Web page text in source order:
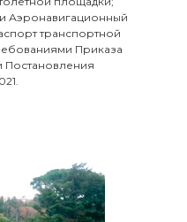
Аэронавигационный
транспортной
Приказа
Постановления